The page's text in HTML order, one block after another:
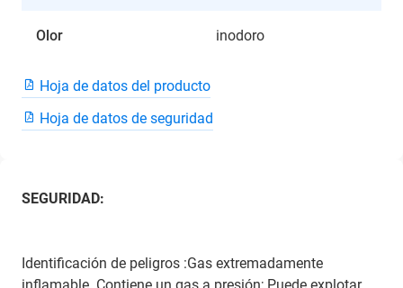
Olor inodoro
Hoja de datos del producto
Hoja de datos de seguridad
SEGURIDAD:
Identificación de peligros :Gas extremadamente